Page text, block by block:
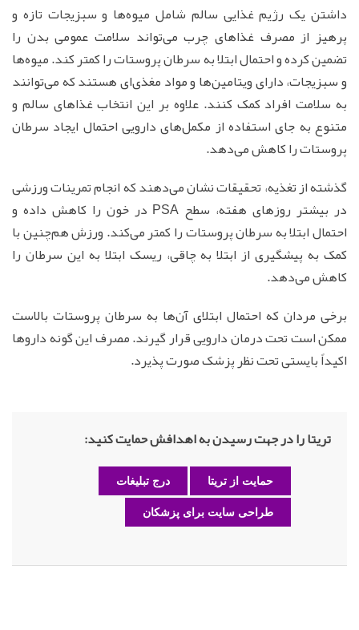
داشتن یک رژیم غذایی سالم شامل میوه‌ها و سبزیجات تازه و
پرهیز از مصرف غذاهای چرب می‌تواند سلامت عمومی بدن را
تضمین کرده و احتمال ابتلا به سرطان پروستات را کمتر کند. میوه‌ها
و سبزیجات، دارای ویتامین‌ها و مواد مغذی‌ای هستند که می‌توانند
به سلامت افراد کمک کنند. علاوه بر این انتخاب غذاهای سالم و
متنوع به جای استفاده از مکمل‌های دارویی احتمال ایجاد سرطان
پروستات را کاهش می‌دهد.
گذشته از تغذیه، تحقیقات نشان می‌دهند که انجام تمرینات ورزشی
در بیشتر روزهای هفته، سطح PSA در خون را کاهش داده و
احتمال ابتلا به سرطان پروستات را کمتر می‌کند. ورزش هم‌چنین با
کمک به پیشگیری از ابتلا به چاقی، ریسک ابتلا به این سرطان را
کاهش می‌دهد.
برخی مردان که احتمال ابتلای آن‌ها به سرطان پروستات بالاست
ممکن است تحت درمان دارویی قرار گیرند. مصرف این گونه داروها
اکیداً بایستی تحت نظر پزشک صورت پذیرد.
تریتا را در جهت رسیدن به اهدافش حمایت کنید:
حمایت از تریتا درج تبلیغات
طراحی سایت برای پزشکان